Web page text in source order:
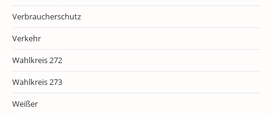
Verbraucherschutz
Verkehr
Wahlkreis 272
Wahlkreis 273
Weißer